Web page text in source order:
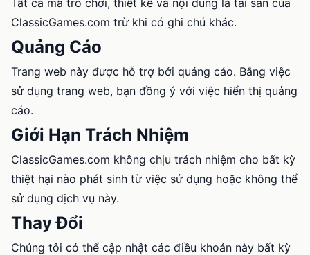
Tất cả mã trò chơi, thiết kế và nội dung là tài sản của
ClassicGames.com trừ khi có ghi chú khác.
Quảng Cáo
Trang web này được hỗ trợ bởi quảng cáo. Bằng việc
sử dụng trang web, bạn đồng ý với việc hiển thị quảng
cáo.
Giới Hạn Trách Nhiệm
ClassicGames.com không chịu trách nhiệm cho bất kỳ
thiệt hại nào phát sinh từ việc sử dụng hoặc không thể
sử dụng dịch vụ này.
Thay Đổi
Chúng tôi có thể cập nhật các điều khoản này bất kỳ